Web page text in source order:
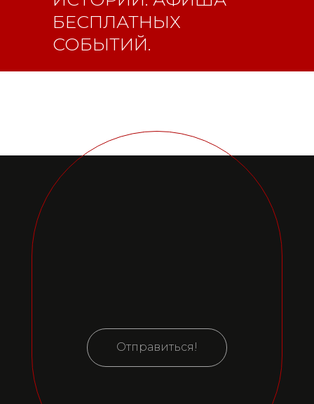
БЕСПЛАТНЫХ
СОБЫТИЙ.
Отправиться!